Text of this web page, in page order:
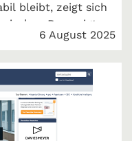
bleibt, zeigt sich
Das zeigt
berichtet.6 August 2025